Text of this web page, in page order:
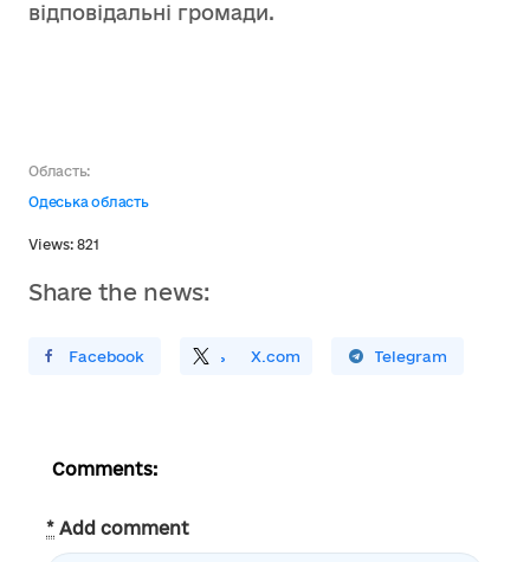
відповідальні громади.
Область:
Одеська область
Views: 821
Share the news:
У FacebookПоділитись X.com
Поширити У Telegram
Comments:
* Add comment